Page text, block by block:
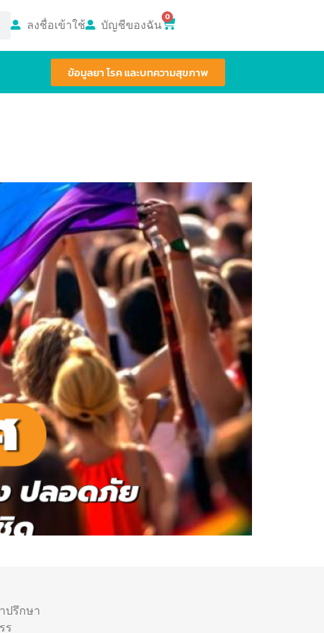
ลงชื่อเข้าใช้ บัญชีของฉัน 0
ข้อมูลยา โรค และบทความสุขภาพ
ปรึกษา
ร